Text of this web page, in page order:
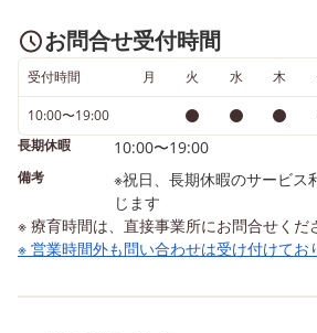
ベルアップすることが出来ま
す！ 授業ではお子様のつま
ずきポイントを指導員と一緒
に見つけていき、 たくさんの
「できた！」場面をつくって
いきます！
お問合せ受付時間
受付時間 月 火 水 木
10:00〜19:00
長期休暇
10:00〜19:00
備考
※祝日、長期休暇のサービス
じます
※ 療育時間は、直接事業所にお問合せくだ
※ 営業時間外も問い合わせは受け付けてお